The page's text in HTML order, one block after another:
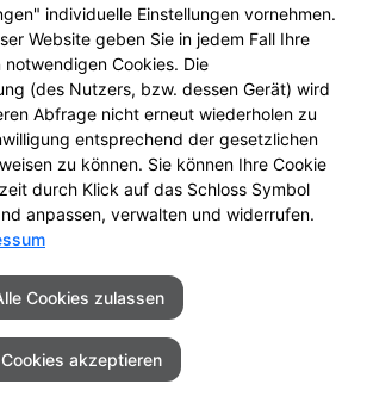
Kontakt
Impressum
Barrierefreiheit
2026 Rhein-Apotheke
individuelle Einstellungen vornehmen.
Website geben Sie in jedem Fall Ihre
notwendigen Cookies. Die
(des Nutzers, bzw. dessen Gerät) wird
Abfrage nicht erneut wiederholen zu
entsprechend der gesetzlichen
zu können. Sie können Ihre Cookie
durch Klick auf das Schloss Symbol
anpassen, verwalten und widerrufen.
Cookies zulassen
akzeptieren